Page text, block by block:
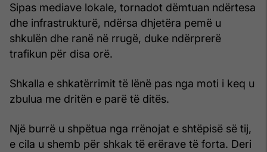
Sipas mediave lokale, tornadot dëmtuan ndërtesa
dhe infrastrukturë, ndërsa dhjetëra pemë u
shkulën dhe ranë në rrugë, duke ndërprerë
trafikun për disa orë.
Shkalla e shkatërrimit të lënë pas nga moti i keq u
zbulua me dritën e parë të ditës.
Një burrë u shpëtua nga rrënojat e shtëpisë së tij,
e cila u shemb për shkak të erërave të forta. Deri